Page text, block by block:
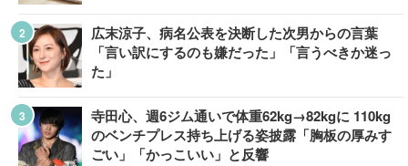
広末涼子、病名公表を決断した次男からの言葉
「言い訳にするのも嫌だった」「言うべきか迷っ
た」
寺田心、週6ジム通いで体重62kg→82kgに 110kg
のベンチプレス持ち上げる姿披露「胸板の厚みす
ごい」「かっこいい」と反響